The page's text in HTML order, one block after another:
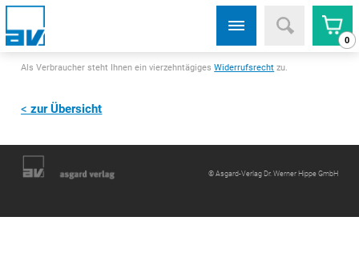
0
Als Verbraucher steht Ihnen ein vierzehntägigesWiderrufsrecht zu.
zur Übersicht
© Asgard-Verlag Dr. Werner Hippe GmbH